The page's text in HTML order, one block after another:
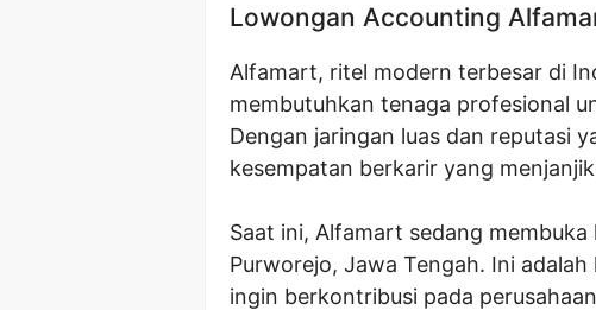
Lowongan Accounting
Alfamart, ritel modern terbesar di
membutuhkan tenaga profesional
Dengan jaringan luas dan reputasi
kesempatan berkarir yang
Saat ini, Alfamart sedang
Purworejo, Jawa Tengah. Ini
ingin berkontribusi pada